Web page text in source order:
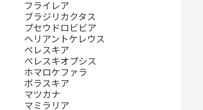
フライレア
ブラジリカクタス
プセウドロビビア
ヘリアントケレウス
ペレスキア
ペレスキオプシス
ホマロケファラ
ポラスキア
マツカナ
マミラリア